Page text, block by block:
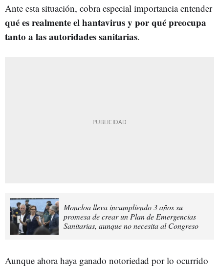
Ante esta situación, cobra especial importancia entender
qué es realmente el hantavirus y por qué preocupa
tanto a las autoridades sanitarias.
Moncloa lleva incumpliendo 3 años su
promesa de crear un Plan de Emergencias
Sanitarias, aunque no necesita al Congreso
Aunque ahora haya ganado notoriedad por lo ocurrido